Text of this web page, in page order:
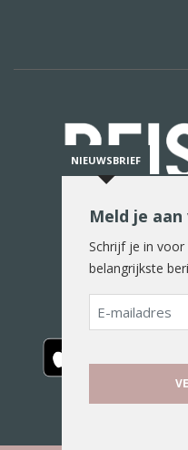
De
NIEUWSBRIEF
Meld je
Schrijf je in
belangrijkste
E-
mailadres